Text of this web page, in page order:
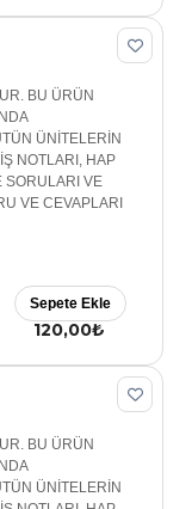
BU ÜRÜN
ÜNİTELERİN
NOTLARI, HAP
SORULARI VE
VE CEVAPLARI
120,00₺
Sepete Ekle
BU ÜRÜN
ÜNİTELERİN